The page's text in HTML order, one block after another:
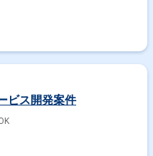
たフロントエンドの 開発および
場では技術力の高
ア同士が率直なコミュニケーショ
しながら、 チームでプロジェク
レームワーク:Vue.js,Nuxt.js ・イ
ルウェ
AmplifyConsoleなど) ・
ビス開発案件